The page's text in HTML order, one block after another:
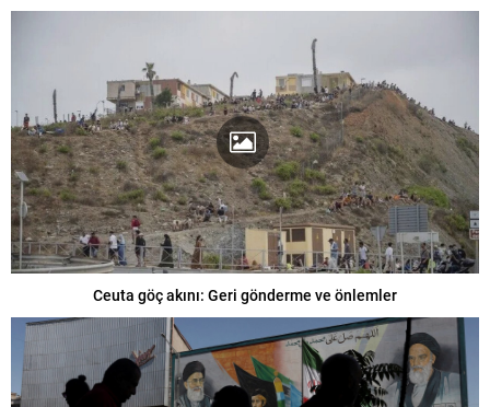
Ceuta göç akını: Geri gönderme ve önlemler